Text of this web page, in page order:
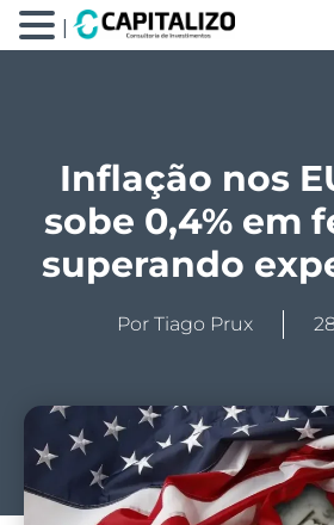
Inflação nos
sobe 0,4% em
superando
Por Tiago Prux